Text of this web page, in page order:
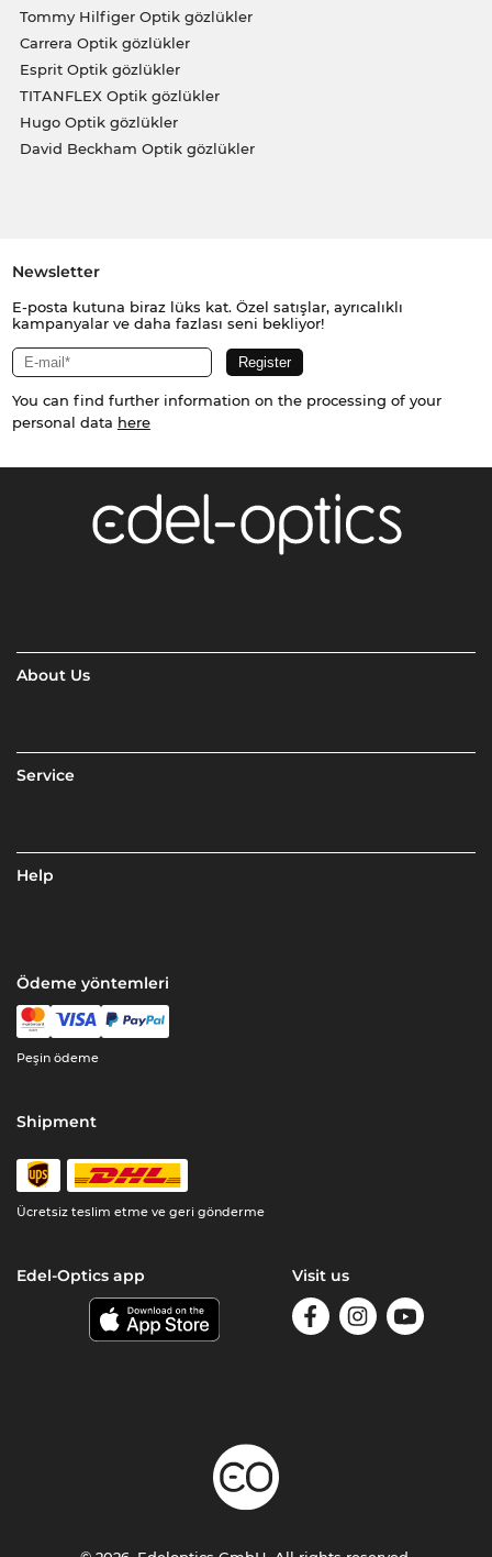
Tommy Hilfiger Optik gözlükler
Carrera Optik gözlükler
Esprit Optik gözlükler
TITANFLEX Optik gözlükler
Hugo Optik gözlükler
David Beckham Optik gözlükler
Newsletter
E-posta kutuna biraz lüks kat. Özel satışlar, ayrıcalıklı
kampanyalar ve daha fazlası seni bekliyor!
You can find further information on the processing of your
personal data here
About Us
Service
Help
Ödeme yöntemleri
Peşin ödeme
Shipment
Ücretsiz teslim etme ve geri gönderme
Edel-Optics app Visit us